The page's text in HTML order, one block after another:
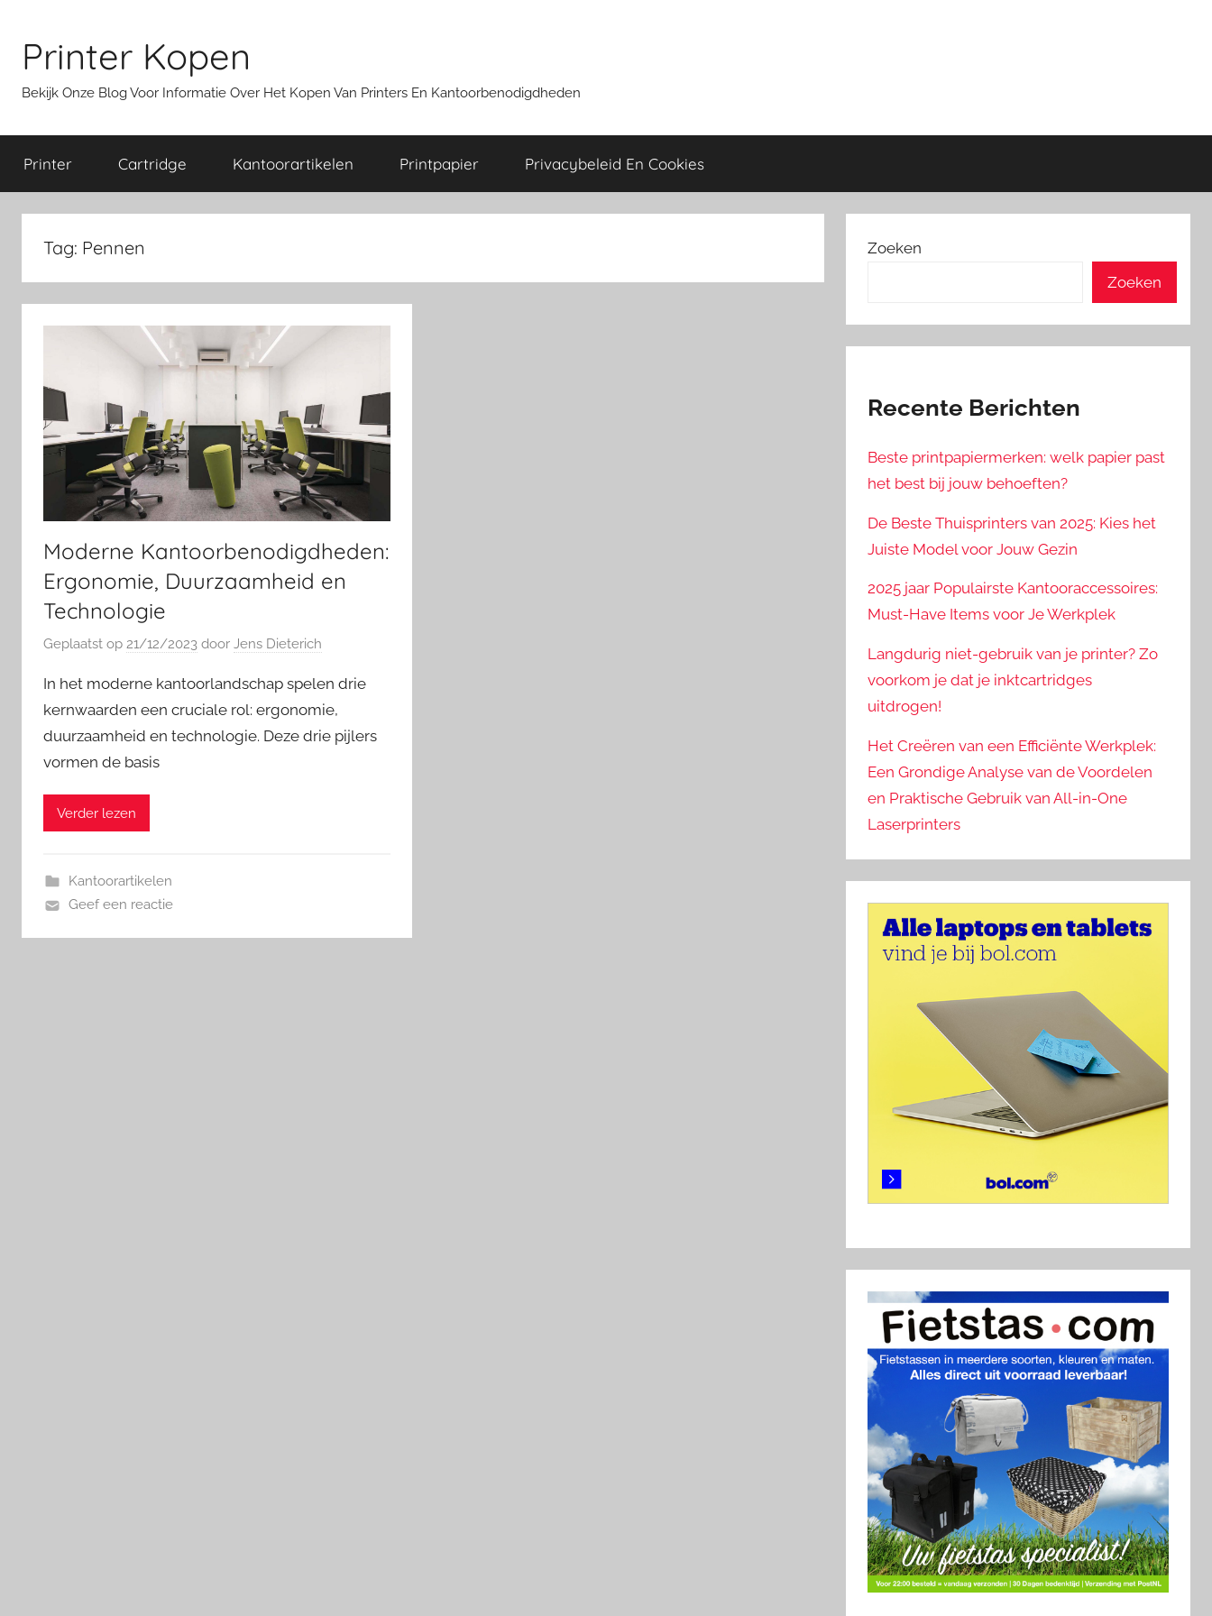
inhoud
Printer Kopen
Bekijk Onze Blog Voor Informatie Over Het Kopen Van Printers En Kantoorbenodigdheden
Printer Cartridge Kantoorartikelen Printpapier Privacybeleid En Cookies
Tag: Pennen
Moderne Kantoorbenodigdheden:
Ergonomie, Duurzaamheid en
Technologie
Geplaatst op 21/12/2023 door Jens Dieterich
In het moderne kantoorlandschap spelen drie
kernwaarden een cruciale rol: ergonomie,
duurzaamheid en technologie. Deze drie pijlers
vormen de basis
Verder lezen
Kantoorartikelen
Geef een reactie
Zoeken
Zoeken
Recente Berichten
Beste printpapiermerken: welk papier past
het best bij jouw behoeften?
De Beste Thuisprinters van 2025: Kies het
Juiste Model voor Jouw Gezin
2025 jaar Populairste Kantooraccessoires:
Must-Have Items voor Je Werkplek
Langdurig niet-gebruik van je printer? Zo
voorkom je dat je inktcartridges
uitdrogen!
Het Creëren van een Efficiënte Werkplek:
Een Grondige Analyse van de Voordelen
en Praktische Gebruik van All-in-One
Laserprinters